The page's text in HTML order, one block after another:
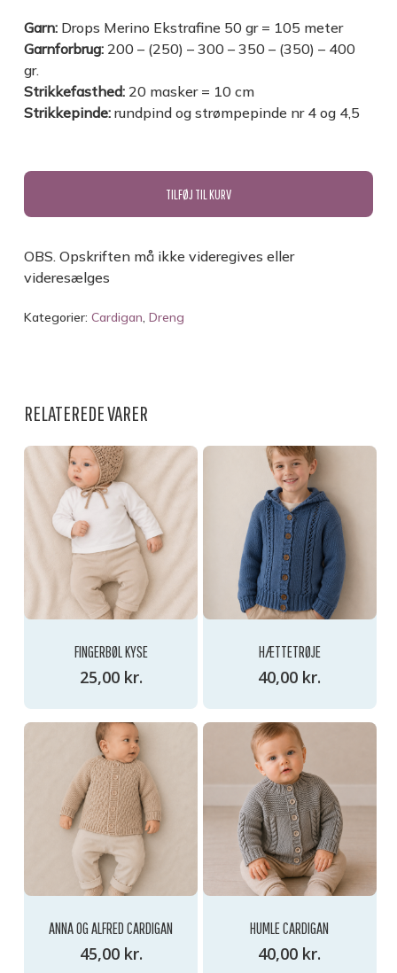
INGEN VARER I KURVEN.
Garn:Drops Merino Ekstrafine 50 gr = 105 meter
Garnforbrug:200 – (250) – 300 – 350 – (350) – 400
gr.
Strikkefasthed:20 masker = 10 cm
Strikkepinde:rundpind og strømpepinde nr 4 og 4,5
TILFØJ TIL KURV
OBS. Opskriften må ikke videregives eller
videresælges
Kategorier: Cardigan, Dreng
RELATEREDE VARER
FINGERBØL KYSE
25,00 kr.
HÆTTETRØJE
40,00 kr.
ANNA OG ALFRED CARDIGAN
45,00 kr.
HUMLE CARDIGAN
40,00 kr.